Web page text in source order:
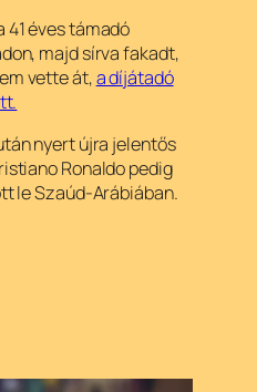
41 éves támadó
majd sírva fakadt,
vette át,a díjátadó
nyert újra jelentős
Ronaldo pedig
le Szaúd-Arábiában.